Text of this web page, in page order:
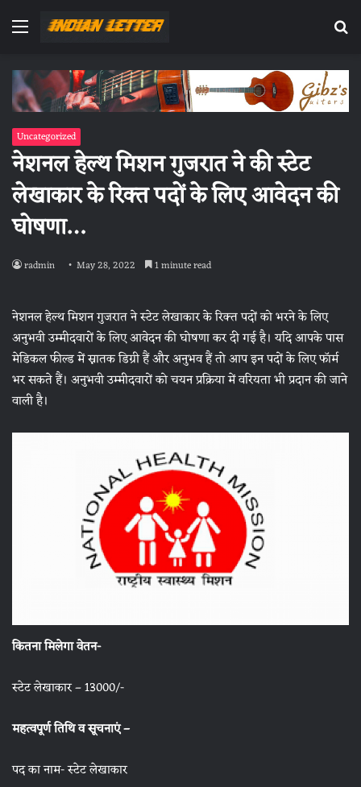
Menu
Uncategorized
नेशनल हेल्थ मिशन गुजरात ने की स्टेट
लेखाकार के रिक्त पदों के लिए आवेदन की
घोषणा…
radmin May 28, 2022 1 minute read
नेशनल हेल्थ मिशन गुजरात ने स्टेट लेखाकार के रिक्त पदों को भरने के लिए
अनुभवी उम्मीदवारों के लिए आवेदन की घोषणा कर दी गई है। यदि आपके पास
मेडिकल फील्ड में स्नातक डिग्री हैं और अनुभव हैं तो आप इन पदों के लिए फॉर्म
भर सकते हैं। अनुभवी उम्मीदवारों को चयन प्रक्रिया में वरियता भी प्रदान की जाने
वाली है।
कितना मिलेगा वेतन-
स्टेट लेखाकार – 13000/-
महत्वपूर्ण तिथि व सूचनाएं –
पद का नाम- स्टेट लेखाकार